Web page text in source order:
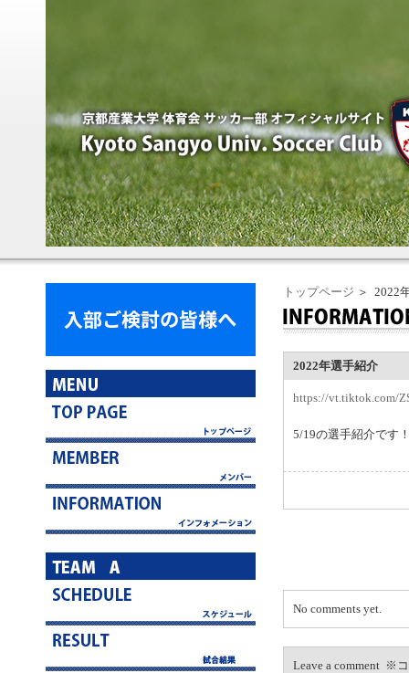
トップページ ＞ 2022
2022年選手紹介
https://vt.tiktok.com/
5/19の選手紹介です
No comments yet.
Leave a comment ※